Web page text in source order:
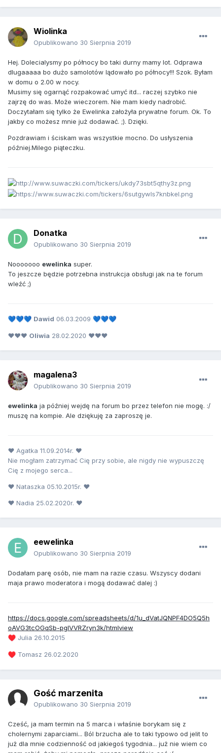
Wiolinka
Opublikowano 30 Sierpnia 2019
Hej. Dolecialysmy po północy bo taki durny mamy lot. Odprawa
dlugaaaaa bo dużo samolotów lądowało po północy!!! Szok. Byłam
w domu o 2.00 w nocy.
Musimy się ogarnąć rozpakować umyć itd... raczej szybko nie
zajrzę do was. Może wieczorem. Nie mam kiedy nadrobić.
Doczytałam się tylko że Ewelinka założyła prywatne forum. Ok. To
jakby co możesz mnie już dodawać. ;). Dzięki.
Pozdrawiam i ściskam was wszystkie mocno. Do usłyszenia
później.Milego piąteczku.
Donatka
Opublikowano 30 Sierpnia 2019
Nooooooo ewelinka super.
To jeszcze będzie potrzebna instrukcja obsługi jak na te forum
wleźć ;)
💙💙💙 Dawid 06.03.2009 💙💙💙
❤❤❤ Oliwia 28.02.2020 ❤❤❤
magalena3
Opublikowano 30 Sierpnia 2019
ewelinka ja później wejdę na forum bo przez telefon nie mogę. :/
muszę na kompie. Ale dziękuję za zaproszę je.
♥ Agatka 11.09.2014r. ♥
Nie mogłam zatrzymać Cię przy sobie, ale nigdy nie wypuszczę
Cię z mojego serca...
♥ Nataszka 05.10.2015r. ♥
♥ Nadia 25.02.2020r. ♥
eewelinka
Opublikowano 30 Sierpnia 2019
Dodałam parę osób, nie mam na razie czasu. Wszyscy dodani
maja prawo moderatora i mogą dodawać dalej :)
https://docs.google.com/spreadsheets/d/1u_dVatJQNPF4DO5Q5h
oAVG3tcOGqSb-pglVVRZryn3k/htmlview
♥️ Julia 26.10.2015
♥️ Tomasz 26.02.2020
Gość marzenita
Opublikowano 30 Sierpnia 2019
Cześć, ja mam termin na 5 marca i właśnie borykam się z
cholernymi zaparciami... Ból brzucha ale to taki typowo od jelit to
już dla mnie codzienność od jakiegoś tygodnia... już nie wiem co